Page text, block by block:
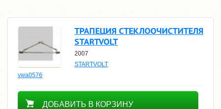
ТРАПЕЦИЯ СТЕКЛООЧИСТИТЕЛЯ
STARTVOLT
2007
STARTVOLT
vwa0576
3470
ДОБАВИТЬ В КОРЗИНУ